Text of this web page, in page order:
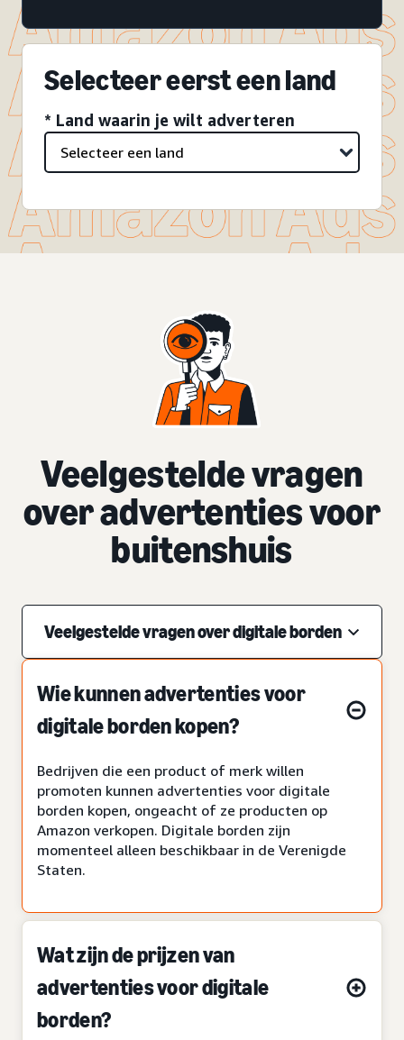
Selecteer eerst een land
* Land waarin je wilt adverteren
Veelgestelde vragen
over advertenties voor
buitenshuis
Veelgestelde vragen over digitale borden
Wie kunnen advertenties voor
digitale borden kopen?
Bedrijven die een product of merk willen
promoten kunnen advertenties voor digitale
borden kopen, ongeacht of ze producten op
Amazon verkopen. Digitale borden zijn
momenteel alleen beschikbaar in de Verenigde
Staten.
Wat zijn de prijzen van
advertenties voor digitale
borden?